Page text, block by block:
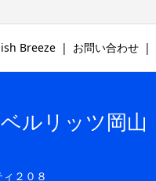
Breeze お問い合わせ
ルリッツ岡山
２０８